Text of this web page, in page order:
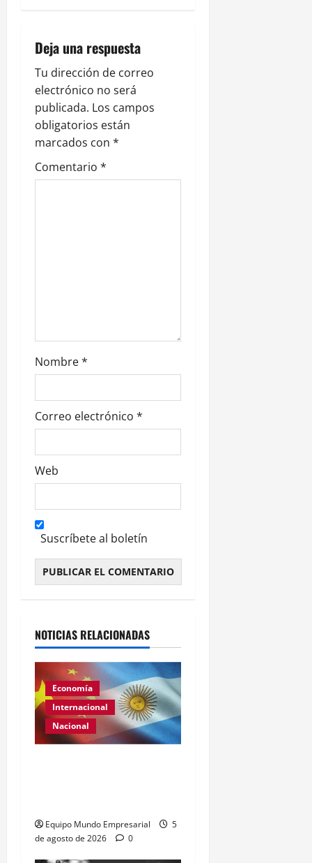
ó
n
d
e
e
n
a
s
Deja una respuesta
Tu dirección de correo
electrónico no será
publicada. Los campos
obligatorios están
marcados con *
Comentario *
Nombre*
Correo electrónico *
Web
Suscríbete al boletín
NOTICIAS RELACIONADAS
Economía
Internacional
Nacional
Equipo Mundo Empresarial
5
de agosto de 2026
0